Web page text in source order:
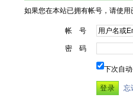
如果您在本站已拥有帐号，请使
帐 号
密 码
下次自
忘